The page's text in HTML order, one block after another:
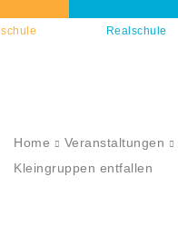
Realschule
Home Veranstaltungen
Kleingruppen entfallen